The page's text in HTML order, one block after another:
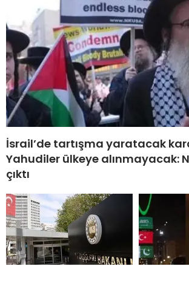
İsrail’de tartışma yaratacak
Yahudiler ülkeye alınmayacak:
çıktı